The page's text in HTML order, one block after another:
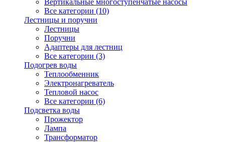
Вертикальные многоступенчатые насосы
Все категории (10)
Лестницы и поручни
Лестницы
Поручни
Адаптеры для лестниц
Все категории (3)
Подогрев воды
Теплообменник
Электронагреватель
Тепловой насос
Все категории (6)
Подсветка воды
Прожектор
Лампа
Трансформатор